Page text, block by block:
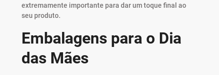
extremamente importante para dar um toque final ao
seu produto.
Embalagens para o Dia
das Mães